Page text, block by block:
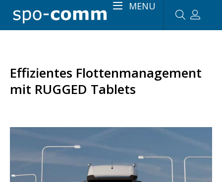
MENU
Effizientes Flottenmanagement
mit RUGGED Tablets